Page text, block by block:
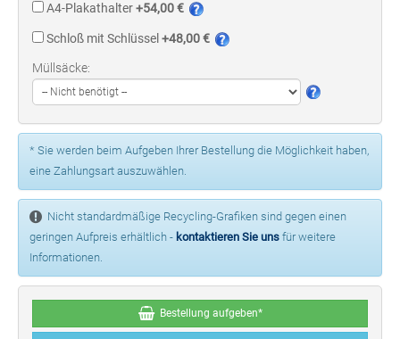
Bestellung aufgeben*
* Sie werden beim Aufgeben Ihrer Bestellung die Möglichkeit haben,
eine Zahlungsart auszuwählen.
Nicht standardmäßige Recycling-Grafiken sind gegen einen
geringen Aufpreis erhältlich - kontaktieren Sie uns für weitere
Informationen.
A4-Plakathalter+54,00 €
Schloß mit Schlüssel +48,00 €
Müllsäcke: